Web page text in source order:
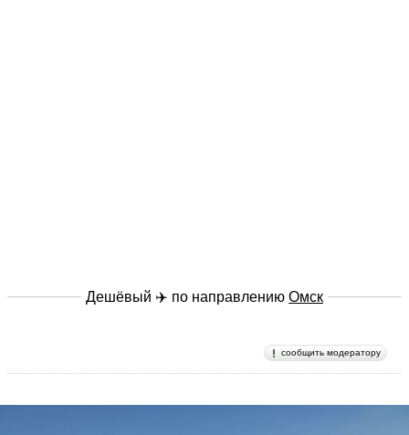
Дешёвый ✈️ по направлению Омск
сообщить модератору